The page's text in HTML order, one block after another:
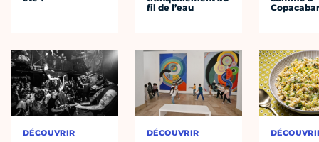
DÉCOUVRIR
fil de l’eau
DÉCOUVRIR